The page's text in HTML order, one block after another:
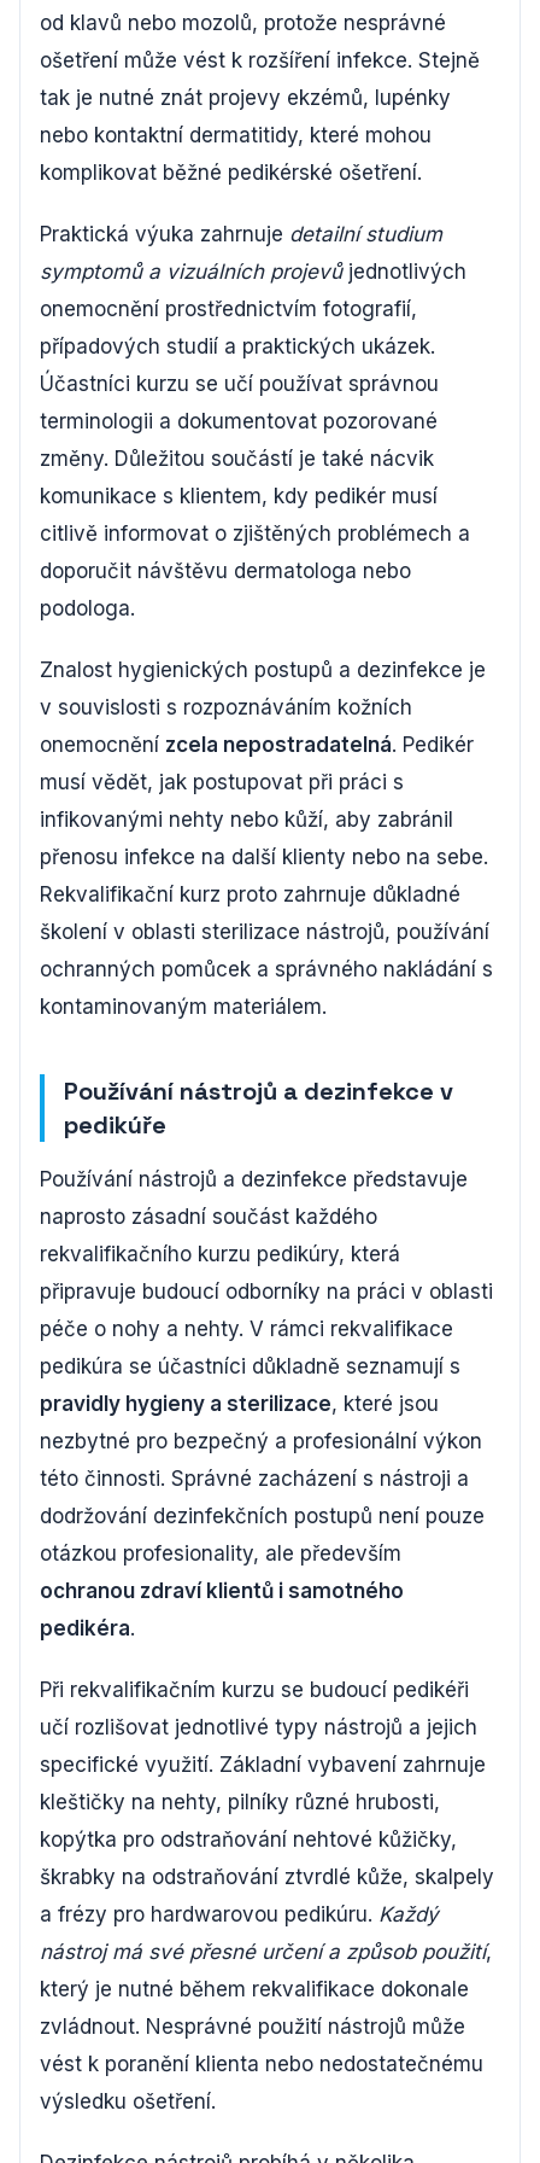
od klavů nebo mozolů, protože nesprávné
ošetření může vést k rozšíření infekce. Stejně
tak je nutné znát projevy ekzémů, lupénky
nebo kontaktní dermatitidy, které mohou
komplikovat běžné pedikérské ošetření.
Praktická výuka zahrnuje detailní studium
symptomů a vizuálních projevůjednotlivých
onemocnění prostřednictvím fotografií,
případových studií a praktických ukázek.
Účastníci kurzu se učí používat správnou
terminologii a dokumentovat pozorované
změny. Důležitou součástí je také nácvik
komunikace s klientem, kdy pedikér musí
citlivě informovat o zjištěných problémech a
doporučit návštěvu dermatologa nebo
podologa.
Znalost hygienických postupů a dezinfekce je
v souvislosti s rozpoznáváním kožních
onemocnění zcela nepostradatelná. Pedikér
musí vědět, jak postupovat při práci s
infikovanými nehty nebo kůží, aby zabránil
přenosu infekce na další klienty nebo na sebe.
Rekvalifikační kurz proto zahrnuje důkladné
školení v oblasti sterilizace nástrojů, používání
ochranných pomůcek a správného nakládání s
kontaminovaným materiálem.
Používání nástrojů a dezinfekce v
pedikúře
Používání nástrojů a dezinfekce představuje
naprosto zásadní součást každého
rekvalifikačního kurzu pedikúry, která
připravuje budoucí odborníky na práci v oblasti
péče o nohy a nehty. V rámci rekvalifikace
pedikúra se účastníci důkladně seznamují s
pravidly hygieny a sterilizace, které jsou
nezbytné pro bezpečný a profesionální výkon
této činnosti. Správné zacházení s nástroji a
dodržování dezinfekčních postupů není pouze
otázkou profesionality, ale především
ochranou zdraví klientů i samotného
pedikéra.
Při rekvalifikačním kurzu se budoucí pedikéři
učí rozlišovat jednotlivé typy nástrojů a jejich
specifické využití. Základní vybavení zahrnuje
kleštičky na nehty, pilníky různé hrubosti,
kopýtka pro odstraňování nehtové kůžičky,
škrabky na odstraňování ztvrdlé kůže, skalpely
a frézy pro hardwarovou pedikúru. Každý
nástroj má své přesné určení a způsob použití,
který je nutné během rekvalifikace dokonale
zvládnout. Nesprávné použití nástrojů může
vést k poranění klienta nebo nedostatečnému
výsledku ošetření.